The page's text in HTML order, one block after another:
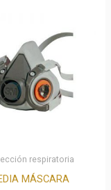
respiratoria
MÁSCARA